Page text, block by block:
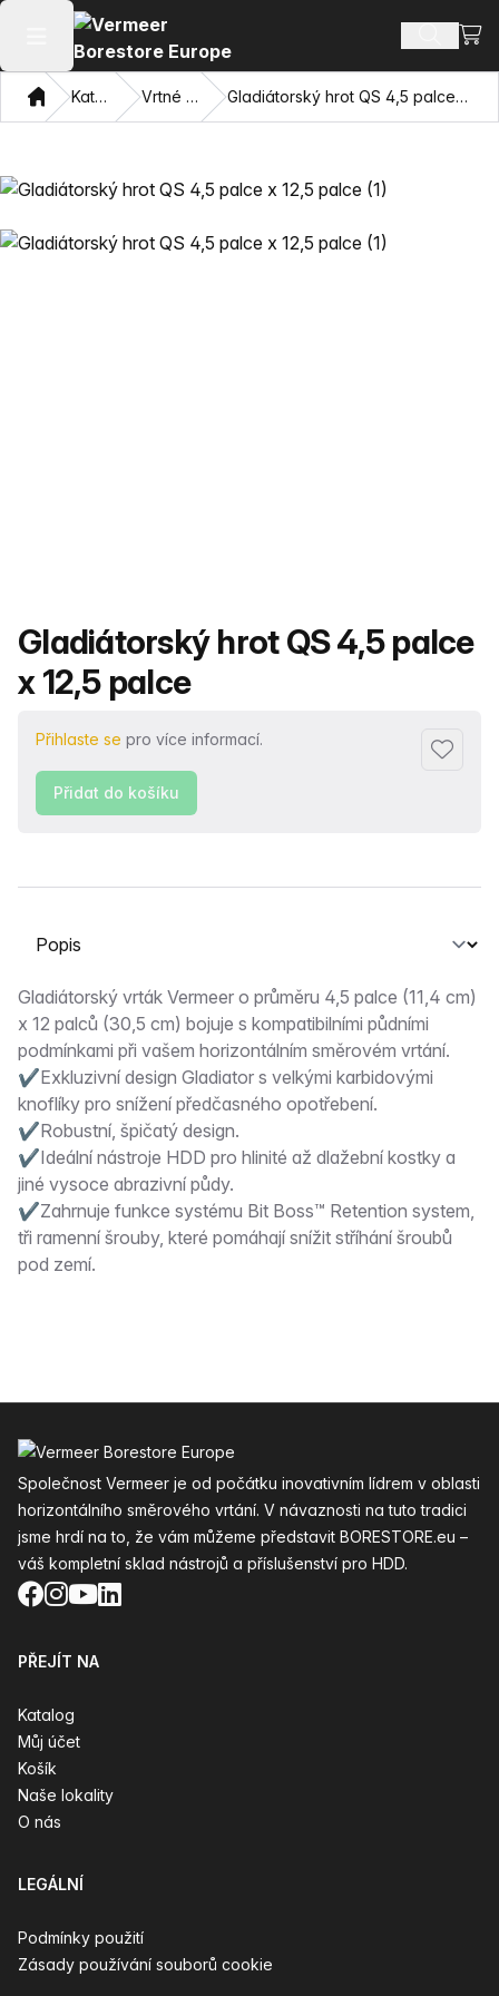
Otevřít hlavní menu Hledat
DomovKatalog Vrtné břity Gladiátorský hrot QS 4,5 palce x 12,5 palce
Název produktu
Gladiátorský hrot QS 4,5 palce
x 12,5 palce
Přihlaste se pro více informací.
Přidat
Přidat do košíku
Vyberte kartu
Popis
Gladiátorský vrták Vermeer o průměru 4,5 palce (11,4 cm)
x 12 palců (30,5 cm) bojuje s kompatibilními půdními
podmínkami při vašem horizontálním směrovém vrtání.
✔Exkluzivní design Gladiator s velkými karbidovými
knoflíky pro snížení předčasného opotřebení.
✔Robustní, špičatý design.
✔Ideální nástroje HDD pro hlinité až dlažební kostky a
jiné vysoce abrazivní půdy.
✔Zahrnuje funkce systému Bit Boss™ Retention system,
tři ramenní šrouby, které pomáhají snížit stříhání šroubů
pod zemí.
Společnost Vermeer je od počátku inovativním lídrem v oblasti
horizontálního směrového vrtání. V návaznosti na tuto tradici
jsme hrdí na to, že vám můžeme představit BORESTORE.eu –
váš kompletní sklad nástrojů a příslušenství pro HDD.
Facebook
Instagram
YouTube
LinkedIn
PŘEJÍT NA
Katalog
Můj účet
Košík
Naše lokality
O nás
LEGÁLNÍ
Podmínky použití
Zásady používání souborů cookie